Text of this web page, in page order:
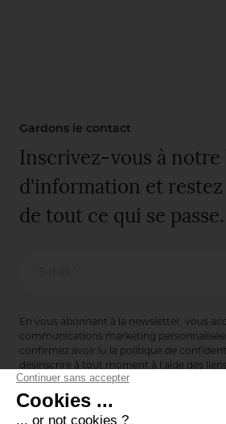
Gardons le contact
Inscrivez-vous à
d'information et
de tout ce qui se passe.
E-mail *
En vous abonnant à la newsletter, vous
communications marketing
confirmez avoir lu la politique de
désinscrire à tout moment à l’aide des
en nous contactant via notre formulaire
Editions de Bionnay